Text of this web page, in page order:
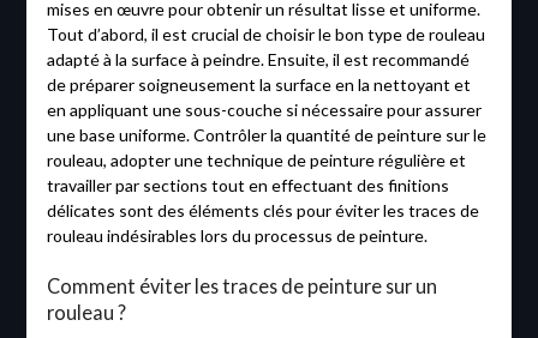
mises en œuvre pour obtenir un résultat lisse et uniforme.
Tout d’abord, il est crucial de choisir le bon type de rouleau
adapté à la surface à peindre. Ensuite, il est recommandé
de préparer soigneusement la surface en la nettoyant et
en appliquant une sous-couche si nécessaire pour assurer
une base uniforme. Contrôler la quantité de peinture sur le
rouleau, adopter une technique de peinture régulière et
travailler par sections tout en effectuant des finitions
délicates sont des éléments clés pour éviter les traces de
rouleau indésirables lors du processus de peinture.
Comment éviter les traces de peinture sur un
rouleau ?